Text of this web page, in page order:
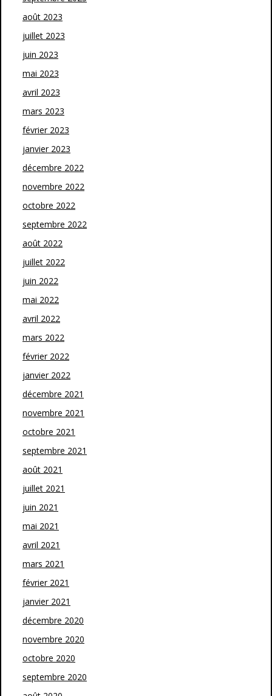
août 2023
juillet 2023
juin 2023
mai 2023
avril 2023
mars 2023
février 2023
janvier 2023
décembre 2022
novembre 2022
octobre 2022
septembre 2022
août 2022
juillet 2022
juin 2022
mai 2022
avril 2022
mars 2022
février 2022
janvier 2022
décembre 2021
novembre 2021
octobre 2021
septembre 2021
août 2021
juillet 2021
juin 2021
mai 2021
avril 2021
mars 2021
février 2021
janvier 2021
décembre 2020
novembre 2020
octobre 2020
septembre 2020